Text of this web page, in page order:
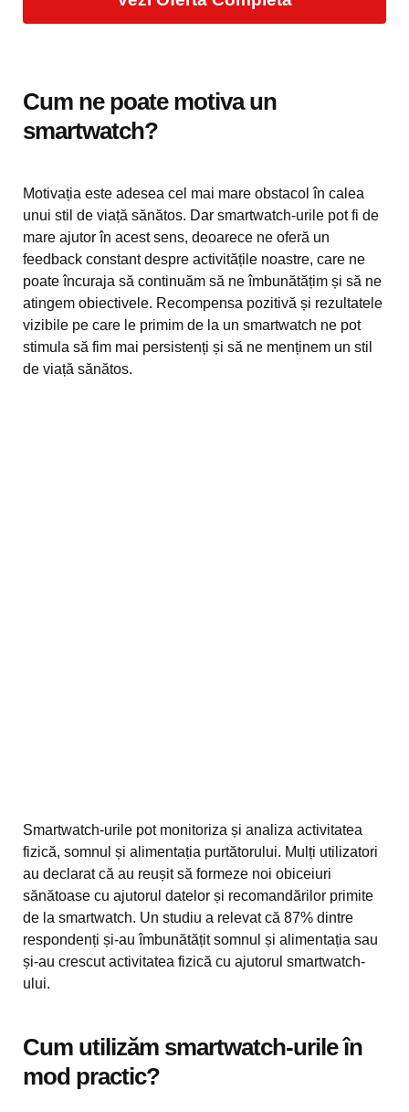
Cum ne poate motiva un
smartwatch?
Motivația este adesea cel mai mare obstacol în calea
unui stil de viață sănătos. Dar smartwatch-urile pot fi de
mare ajutor în acest sens, deoarece ne oferă un
feedback constant despre activitățile noastre, care ne
poate încuraja să continuăm să ne îmbunătățim și să ne
atingem obiectivele. Recompensa pozitivă și rezultatele
vizibile pe care le primim de la un smartwatch ne pot
stimula să fim mai persistenți și să ne menținem un stil
de viață sănătos.
Smartwatch-urile pot monitoriza și analiza activitatea
fizică, somnul și alimentația purtătorului. Mulți utilizatori
au declarat că au reușit să formeze noi obiceiuri
sănătoase cu ajutorul datelor și recomandărilor primite
de la smartwatch. Un studiu a relevat că 87% dintre
respondenți și-au îmbunătățit somnul și alimentația sau
și-au crescut activitatea fizică cu ajutorul smartwatch-
ului.
Cum utilizăm smartwatch-urile în
mod practic?